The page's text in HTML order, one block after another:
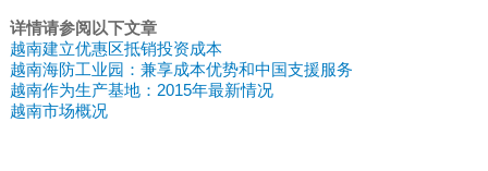
详情请参阅以下文章
越南建立优惠区抵销投资成本
越南海防工业园：兼享成本优势和中国支援服务
越南作为生产基地：2015年最新情况
越南市场概况